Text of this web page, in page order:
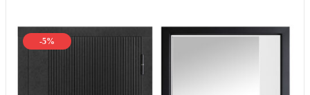
-5%